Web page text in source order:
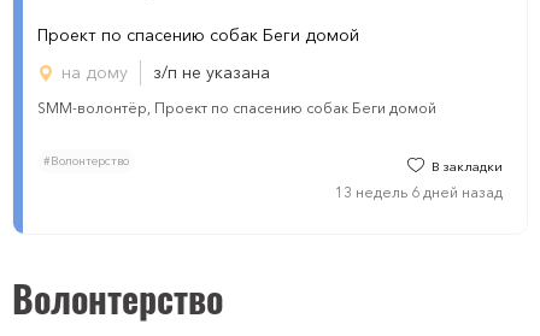
Проект по спасению собак Беги домой
на дому
з/п не указана
SMM-волонтёр, Проект по спасению собак Беги домой
#Волонтерство В закладки
13 недель 6 дней назад
Волонтерство